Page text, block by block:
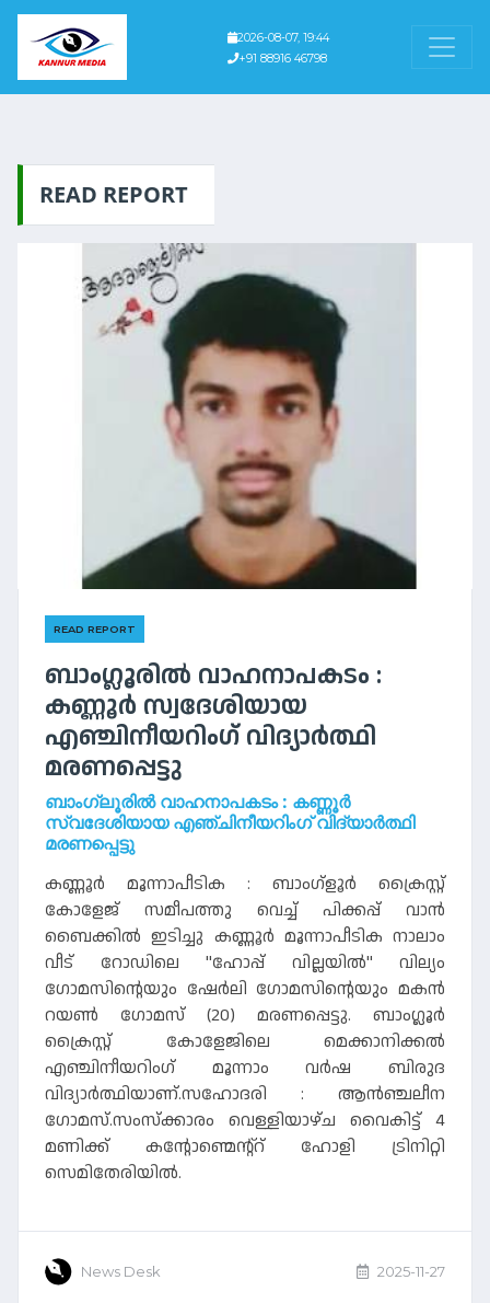
2026-08-07, 19:44
+91 88916 46798
READ REPORT
READ REPORT
ബാംഗ്ലൂരിൽ വാഹനാപകടം :
കണ്ണൂർ സ്വദേശിയായ
എഞ്ചിനീയറിംഗ് വിദ്യാർത്ഥി
മരണപ്പെട്ടു
ബാംഗ്ലൂരിൽ വാഹനാപകടം : കണ്ണൂർ
സ്വദേശിയായ എഞ്ചിനീയറിംഗ് വിദ്യാർത്ഥി
മരണപ്പെട്ടു
കണ്ണൂർ മൂന്നാപീടിക : ബാംഗ്ളൂർ ക്രൈസ്റ്റ്
കോളേജ് സമീപത്തു വെച്ച് പിക്കപ്പ് വാൻ
ബൈക്കിൽ ഇടിച്ചു കണ്ണൂർ മൂന്നാപീടിക നാലാം
വീട് റോഡിലെ "ഹോപ്പ് വില്ലയിൽ" വില്യം
ഗോമസിന്റെയും ഷേർലി ഗോമസിന്റെയും മകൻ
റയൺ ഗോമസ് (20) മരണപ്പെട്ടു. ബാംഗ്ലൂർ
ക്രൈസ്റ്റ് കോളേജിലെ മെക്കാനിക്കൽ
എഞ്ചിനീയറിംഗ് മൂന്നാം വർഷ ബിരുദ
വിദ്യാർത്ഥിയാണ്.സഹോദരി : ആൻഞ്ചലീന
ഗോമസ്.സംസ്ക്കാരം വെള്ളിയാഴ്ച‌ വൈകിട്ട് 4
മണിക്ക് കന്റോണ്മെന്റ്റ് ഹോളി ട്രിനിറ്റി
സെമിതേരിയിൽ.
News Desk 2025-11-27